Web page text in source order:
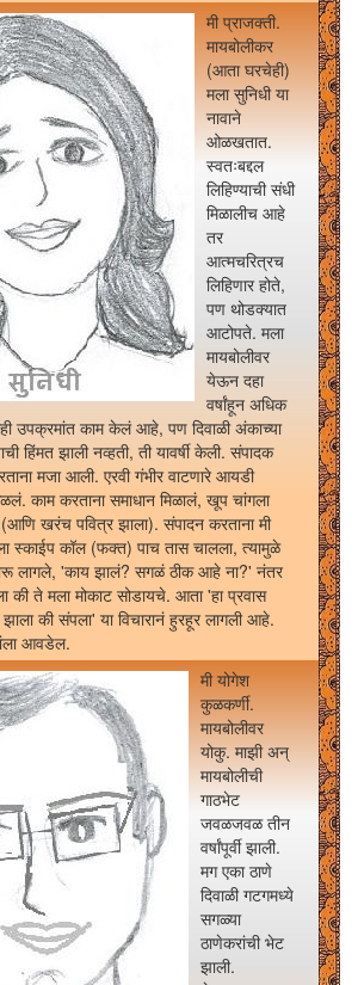
मी प्राजक्ती.
मायबोलीकर
(आता घरचेही)
मला सुनिधी या
नावाने
ओळखतात.
स्वतःबद्दल
लिहिण्याची संधी
मिळालीच आहे
तर
आत्मचरित्रच
लिहिणार होते,
पण थोडक्यात
आटोपते. मला
मायबोलीवर
येऊन दहा
वर्षांहून अधिक
उपक्रमांत काम केलं आहे, पण दिवाळी अंकाच्या
हिंमत झाली नव्हती, ती यावर्षी केली. संपादक
मजा आली. एरवी गंभीर वाटणारे आयडी
काम करताना समाधान मिळालं, खूप चांगला
खरंच पवित्र झाला). संपादन करताना मी
स्काईप कॉल (फक्त) पाच तास चालला, त्यामुळे
लागले, 'काय झालं? सगळं ठीक आहे ना?' नंतर
की ते मला मोकाट सोडायचे. आता 'हा प्रवास
झाला की संपला' या विचारानं हुरहूर लागली आहे.
आवडेल.
मी योगेश
कुळकर्णी.
मायबोलीवर
योकु. माझी अन्
मायबोलीची
गाठभेट
जवळजवळ तीन
वर्षांपूर्वी झाली.
मग एका ठाणे
दिवाळी गटगमध्ये
सगळ्या
ठाणेकरांची भेट
झाली.